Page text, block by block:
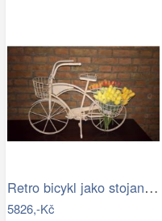
Retro bicykl jako stojan na květiny - EW
5826,-Kč